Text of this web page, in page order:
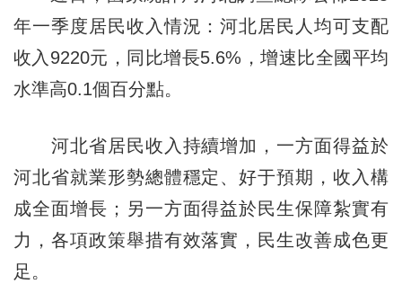
年一季度居民收入情況：河北居民人均可支配
收入9220元，同比增長5.6%，增速比全國平均
水準高0.1個百分點。
河北省居民收入持續增加，一方面得益於
河北省就業形勢總體穩定、好于預期，收入構
成全面增長；另一方面得益於民生保障紮實有
力，各項政策舉措有效落實，民生改善成色更
足。